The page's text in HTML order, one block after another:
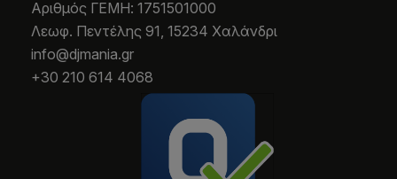
Aριθμός ΓΕΜΗ: 1751501000
Λεωφ. Πεντέλης 91, 15234 Χαλάνδρι
info@djmania.gr
+30 210 614 4068